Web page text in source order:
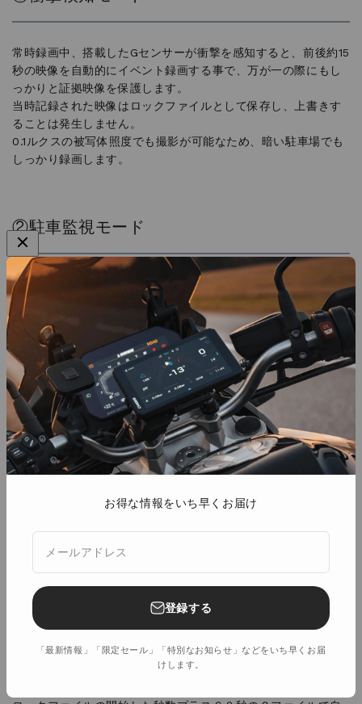
お得な情報をいち早くお届け
メールアドレス
登録する
「最新情報」「限定セール」「特別なお知らせ」などをいち早くお届
けします。
ることは発生しません。
0.1ルクスの被写体照度でも撮影が可能なため、暗い駐車場でも
②駐車監視モード
当て逃げや車上荒らしなどのトラブルも全方位で記録！ 衝撃を
られます。
③常時録画モード & ループ録画
エンジンONからOFFまでの映像を記録しますので、トンネル
を抜けた瞬間に広がる絶景や、思いがけない美しい虹、偶然す
れ違った珍しい車など、ドライブ中の出来事を、全部おさめる
ことができます。メモリーカードの容量が一杯になっても録画
が止まらないので安心です。
④ファイルロックモード
特に残しておきたいシーンに出会ったときは、ナビ操作で手動
録画することもできます。
録画中に画面のマークを押すことで、１ファイル前の６０秒と
ロックファイルの開始した秒数プラス６０秒の２ファイルで自
動でロックファイルとしてイベントフォルダーへ保存されま
す。
表示モードの種類